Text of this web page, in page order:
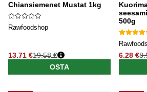
Chiansiemenet Mustat 1kg
Rawfoodshop
13.71 €
Normaali hinta
19.58 €
OSTA
500g
6.28 €